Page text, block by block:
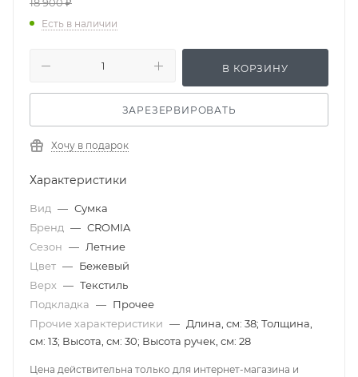
Есть в наличии
В КОРЗИНУ
ЗАРЕЗЕРВИРОВАТЬ
Хочу в подарок
Характеристики
Вид — Сумка
Бренд — CROMIA
Сезон — Летние
Цвет — Бежевый
Верх — Текстиль
Подкладка — Прочее
Прочие характеристики — Длина, см: 38; Толщина,
см: 13; Высота, см: 30; Высота ручек, см: 28
Цена действительна только для интернет-магазина и